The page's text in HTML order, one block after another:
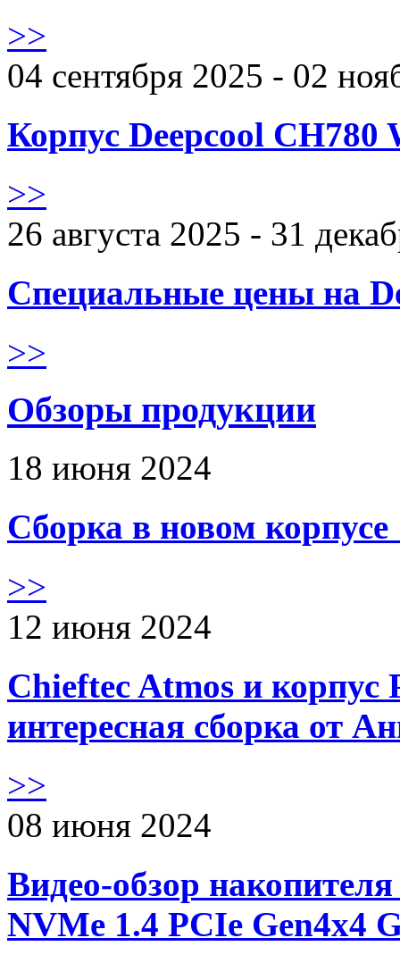
>>
04 сентября 2025 - 02
Корпус Deepcool CH780
>>
26 августа 2025 - 31
Специальные цены на
>>
Обзоры продукции
18 июня 2024
Сборка в новом
>>
12 июня 2024
Chieftec Atmos и корпус
интересная сборка от
>>
08 июня 2024
Видео-обзор
NVMe 1.4 PCIe Gen4х4